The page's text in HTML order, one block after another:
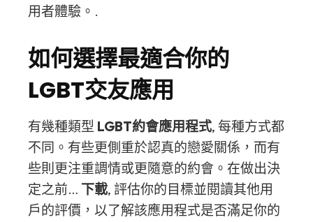
用者體驗。.
如何選擇最適合你的
LGBT交友應用
有幾種類型 LGBT約會應用程式, 每種方式都
不同。有些更側重於認真的戀愛關係，而有
些則更注重調情或更隨意的約會。在做出決
定之前… 下載, 評估你的目標並閱讀其他用
戶的評價，以了解該應用程式是否滿足你的